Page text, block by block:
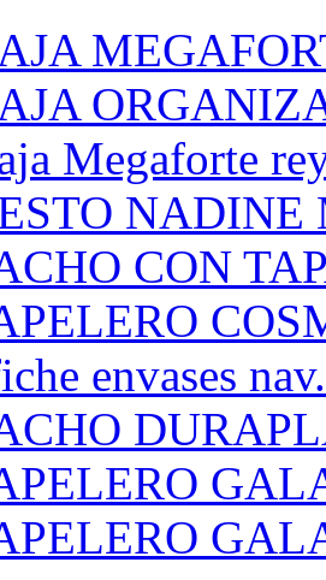
Megaforte
NADINE
CON
envases